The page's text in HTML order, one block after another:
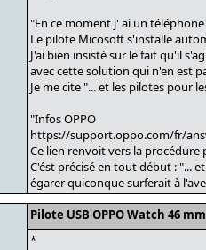
"En ce moment j' ai un
Le pilote Micosoft s'installe
J'ai bien insisté sur le fait qu'il
avec cette solution qui n'en est
Je me cite "... et les pilotes pour
"Infos OPPO
https://support.oppo.com/fr/
Ce lien renvoit vers la
C'ést précisé en tout début : "...
égarer quiconque surferait à
Pilote USB OPPO Watch 46
*